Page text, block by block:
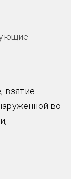
взятие
во